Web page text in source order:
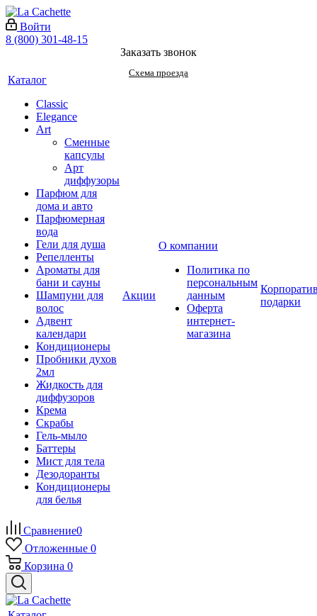
Войти
8 (800) 301-48-15
Заказать звонок
Схема проезда
Каталог
Classic
Elegance
Art
Сменные
капсулы
Арт
диффузоры
Парфюм для
дома и авто
Парфюмерная
вода
Гели для душа
Репелленты
Ароматы для
бани и сауны
Шампуни для
волос
Адвент
календари
Кондиционеры
Пробники духов
2мл
Жидкость для
диффузоров
Крема
Скрабы
Гель-мыло
Баттеры
Мист для тела
Дезодоранты
Кондиционеры
для белья
Акции
О компании
Политика по
персональным
данным
Оферта
интернет-
магазина
подарки
Сравнение0
Отложенные 0
Корзина 0